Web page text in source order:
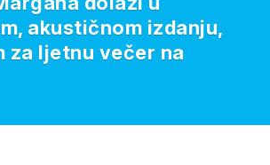
akustičnom izdanju,
za ljetnu večer na